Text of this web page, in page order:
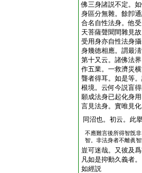
佛三身諸説不定。
身區分無雜。餘卽
合名自性法身。他
天菩薩聲聞間雜見
受用身亦自性法身
身幾徳相應。謂最
第十又云。諸佛法
作五業。一救濟災
聾者得耳。如是等
根境。云何今説盲
願成法身已起化身
言見法身。實唯見
同沼也。初云。此
不應難言後所得智旣
智。非法身者不離眞
豈可迷哉。又彼及
凡如是抑動久義者
如經説